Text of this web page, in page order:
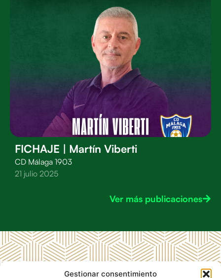
Gestionar consentimiento
FICHAJE | Martín Viberti
CD Málaga 1903
21 julio 2025
Ver más publicaciones